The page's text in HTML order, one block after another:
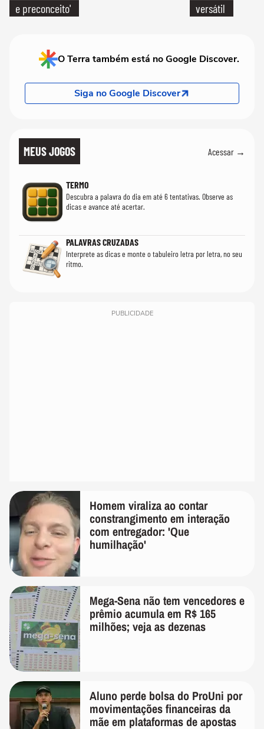
e preconceito'
versátil
O Terra também está no Google Discover.
Siga no Google Discover
MEUS JOGOS Acessar →
TERMO
Descubra a palavra do dia em até 6 tentativas. Observe as
dicas e avance até acertar.
PALAVRAS CRUZADAS
Interprete as dicas e monte o tabuleiro letra por letra, no seu
ritmo.
PUBLICIDADE
Homem viraliza ao contar
constrangimento em interação
com entregador: 'Que
humilhação'
Mega-Sena não tem vencedores e
prêmio acumula em R$ 165
milhões; veja as dezenas
Aluno perde bolsa do ProUni por
movimentações financeiras da
mãe em plataformas de apostas